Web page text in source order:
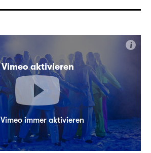
Vimeo aktivieren
i
Vimeo immer aktivieren